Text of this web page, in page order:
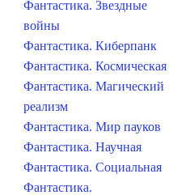
Фантастика. Звездные
войны
Фантастика. Киберпанк
Фантастика. Космическая
Фантастика. Магический
реализм
Фантастика. Мир пауков
Фантастика. Научная
Фантастика. Социальная
Фантастика.